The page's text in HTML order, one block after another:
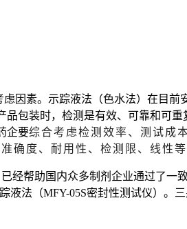
因素。 示踪液法（色水法）在目前
品包装时，检测是有效、可靠和可
企要综合考虑检测效率、测试成
确度、耐用性、检测限、线性等
已经帮助国内众多制剂企业通过了一
液法（MFY-05S密封性测试仪） 。